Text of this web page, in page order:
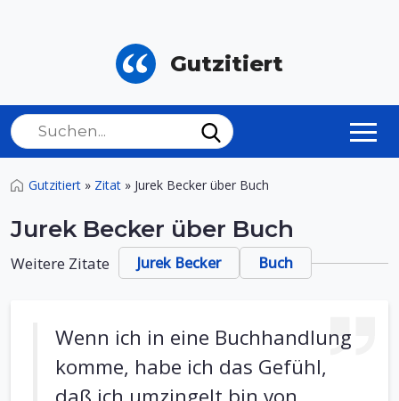
Gutzitiert
Gutzitiert » Zitat » Jurek Becker über Buch
Jurek Becker über Buch
Weitere Zitate Jurek Becker Buch
Wenn ich in eine Buchhandlung
komme, habe ich das Gefühl,